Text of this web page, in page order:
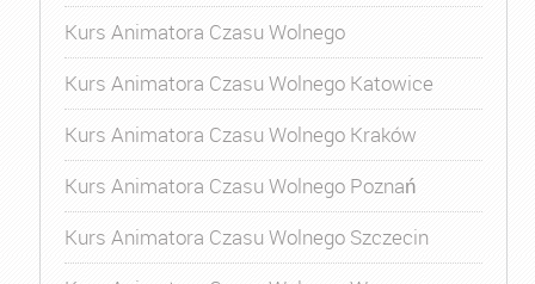
Kurs Animatora Czasu Wolnego
Kurs Animatora Czasu Wolnego Katowice
Kurs Animatora Czasu Wolnego Kraków
Kurs Animatora Czasu Wolnego Poznań
Kurs Animatora Czasu Wolnego Szczecin